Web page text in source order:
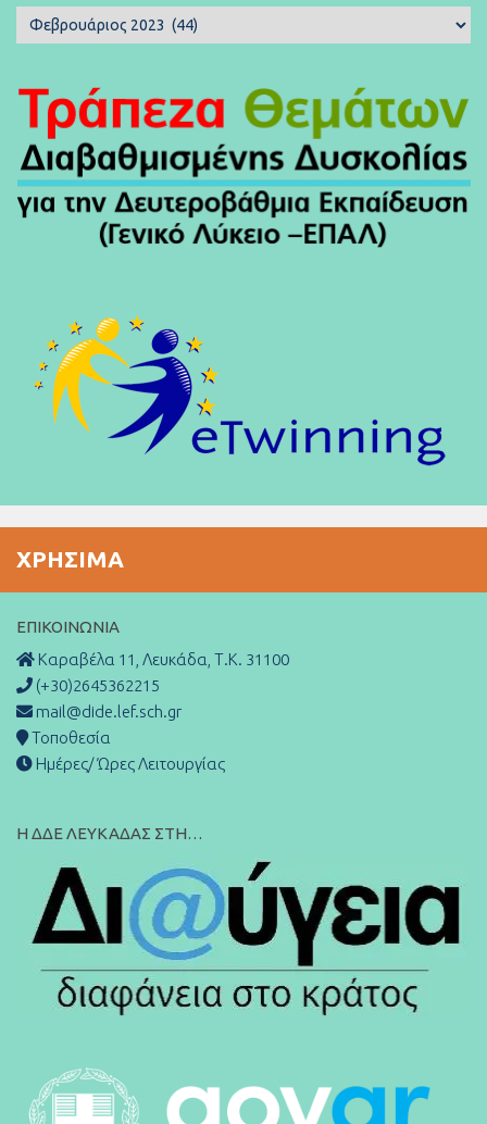
Μηνιαίο
Ιστορικό
ΧΡΉΣΙΜΑ
ΕΠΙΚΟΙΝΩΝΊΑ
Καραβέλα 11, Λευκάδα, Τ.Κ. 31100
(+30)2645362215
mail@dide.lef.sch.gr
Τοποθεσία
Ημέρες/ Ώρες Λειτουργίας
Η ΔΔΕ ΛΕΥΚΑΔΑΣ ΣΤΗ…